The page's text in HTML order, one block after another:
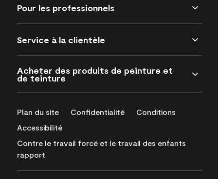
Pour les professionnels
Service à la clientèle
Acheter des produits de peinture et
de teinture
Plan du site Confidentialité
Conditions
Accessibilité
Contre le travail forcé et le travail des enfants
rapport